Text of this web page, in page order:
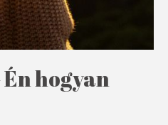
hogyan